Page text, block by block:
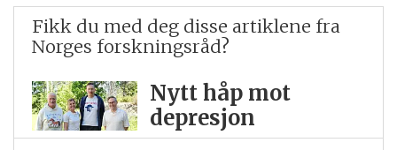
Fikk du med deg disse artiklene fra
Norges forskningsråd?
Nytt håp mot
depresjon